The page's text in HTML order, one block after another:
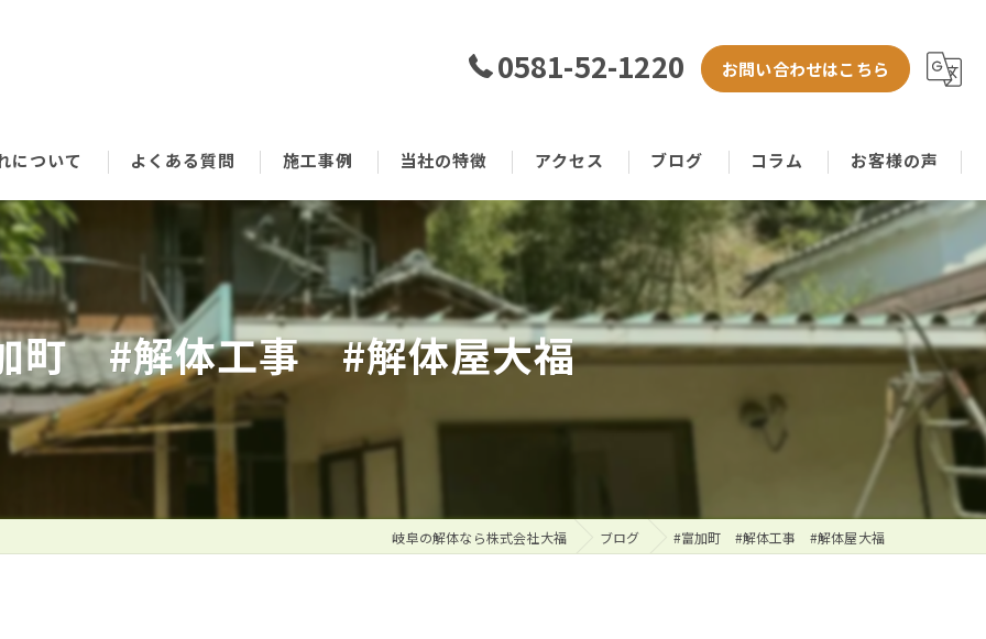
0581-52-1220 お問い合わせはこちら
について よくある質問 施工事例 当社の特徴
戸建て
空き家
鉄骨
アクセス ブログ コラム お客様の声
町 #解体工事 #解体屋大福
岐阜の解体なら株式会社大福 ブログ #富加町 #解体工事 #解体屋大福